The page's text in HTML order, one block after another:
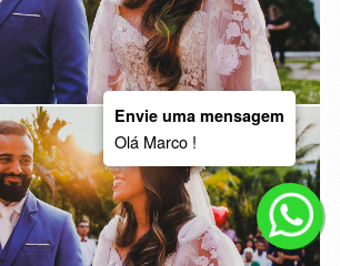
Envie uma mensagem
Olá Marco !